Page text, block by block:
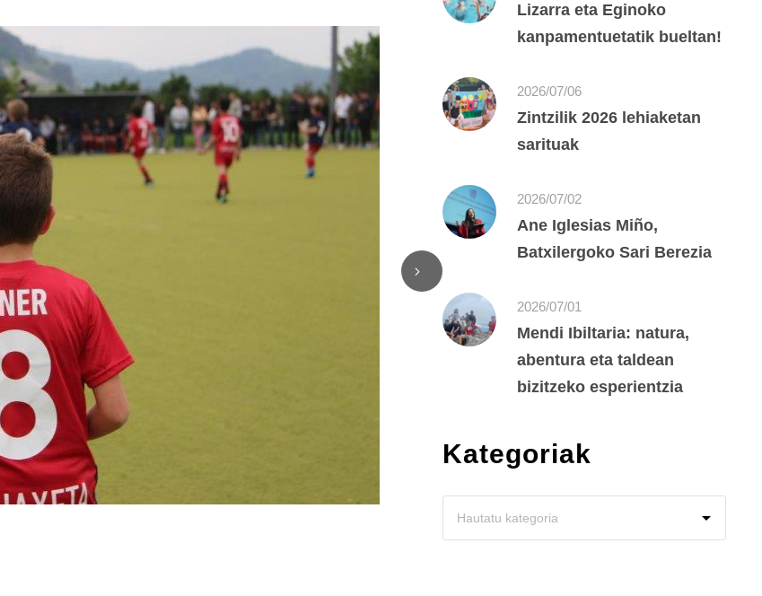
Lizarra eta Eginoko
kanpamentuetatik bueltan!
2026/07/06
Zintzilik 2026 lehiaketan
sarituak
2026/07/02
Ane Iglesias Miño,
Batxilergoko Sari Berezia
2026/07/01
Mendi Ibiltaria: natura,
abentura eta taldean
bizitzeko esperientzia
Kategoriak